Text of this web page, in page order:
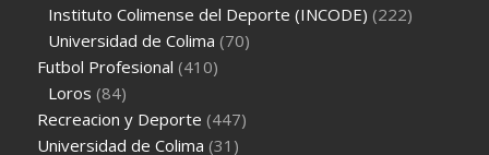
Instituto Colimense del Deporte (INCODE) (222)
Universidad de Colima (70)
Futbol Profesional (410)
Loros (84)
Recreacion y Deporte (447)
Universidad de Colima (31)